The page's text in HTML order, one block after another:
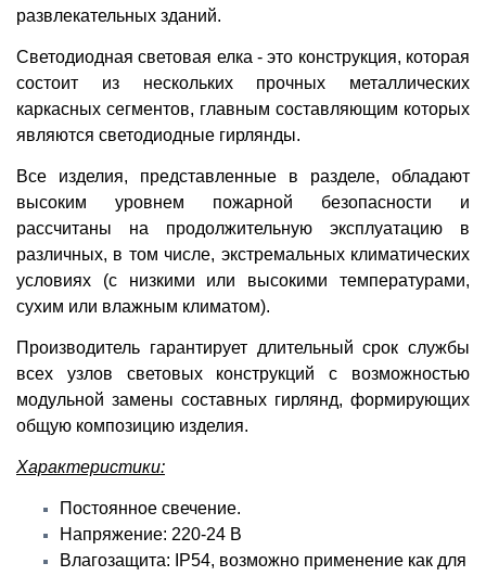
развлекательных зданий.
Светодиодная световая елка - это конструкция, которая
состоит из нескольких прочных металлических
каркасных сегментов, главным составляющим которых
являются светодиодные гирлянды.
Все изделия, представленные в разделе, обладают
высоким уровнем пожарной безопасности и
рассчитаны на продолжительную эксплуатацию в
различных, в том числе, экстремальных климатических
условиях (с низкими или высокими температурами,
сухим или влажным климатом).
Производитель гарантирует длительный срок службы
всех узлов световых конструкций с возможностью
модульной замены составных гирлянд, формирующих
общую композицию изделия.
Характеристики:
Постоянное свечение.
Напряжение: 220-24 В
Влагозащита: IP54, возможно применение как для